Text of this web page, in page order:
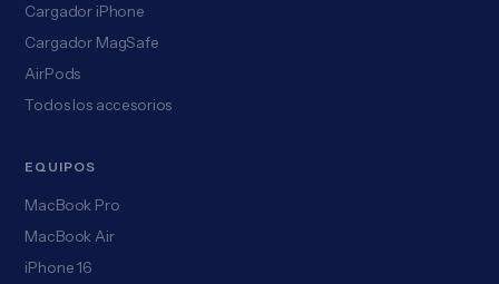
Cargador iPhone
Cargador MagSafe
AirPods
Todos los accesorios
EQUIPOS
MacBook Pro
MacBook Air
iPhone 16